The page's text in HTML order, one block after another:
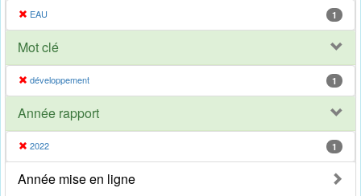
EAU 1
Mot clé
développement 1
Année rapport
2022 1
Année mise en ligne